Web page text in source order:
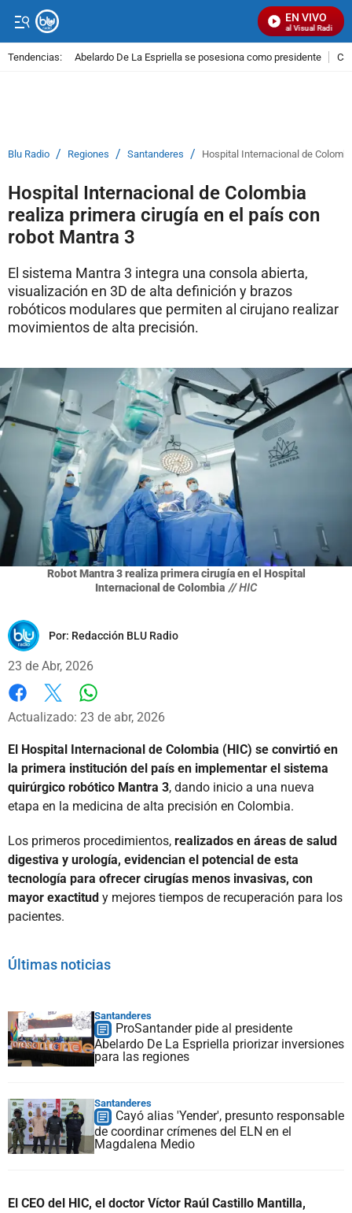
EN VIVO
Señal Visual Radio
Tendencias: Abelardo De La Espriella se posesiona como presidente
Blu Radio / Regiones / Santanderes / Hospital Internacional de
Hospital Internacional de Colombia
realiza primera cirugía en el país con
robot Mantra 3
El sistema Mantra 3 integra una consola abierta,
visualización en 3D de alta definición y brazos
robóticos modulares que permiten al cirujano realizar
movimientos de alta precisión.
Robot Mantra 3 realiza primera cirugía en el Hospital
Internacional de Colombia // HIC
Por: Redacción BLU Radio
23 de Abr, 2026
Facebook
X
Actualizado: 23 de abr, 2026
El Hospital Internacional de Colombia (HIC) se convirtió en
la primera institución del país en implementar el sistema
quirúrgico robótico Mantra 3, dando inicio a una nueva
etapa en la medicina de alta precisión en Colombia.
Los primeros procedimientos, realizados en áreas de salud
digestiva y urología, evidencian el potencial de esta
tecnología para ofrecer cirugías menos invasivas, con
mayor exactitud y mejores tiempos de recuperación para los
pacientes.
Últimas noticias
Santanderes
ProSantander pide al presidente
Abelardo De La Espriella priorizar inversiones
para las regiones
Santanderes
Cayó alias 'Yender', presunto responsable
de coordinar crímenes del ELN en el
Magdalena Medio
El CEO del HIC, el doctor Víctor Raúl Castillo Mantilla,